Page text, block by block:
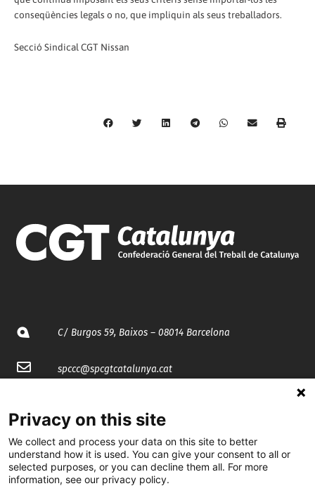
conseqüències legals o no, que impliquin als seus treballadors.
Secció Sindical CGT Nissan
C/ Burgos 59, Baixos – 08014 Barcelona
spccc@spcgtcatalunya.cat
@CGTCatalunya
cgtcatalunya
Privacy on this site
We collect and process your data on this site to better
understand how it is used. You can give your consent to all or
selected purposes, or you can decline them all. For more
information, see our privacy policy.